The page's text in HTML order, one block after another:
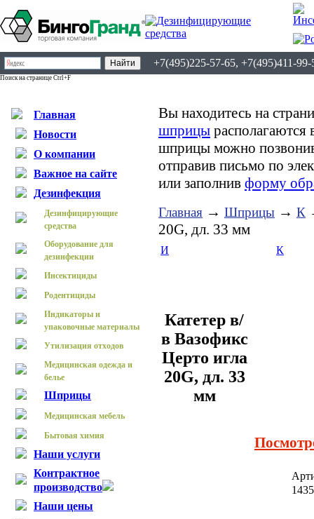
+7(495)225-57-65, +7(495)411-99-
Поиск на странице Ctrl+F
Главная
Новости
О компании
Важное на сайте
Дезинфекция
Дезинфицирующие
средства
Оборудование для
дезинфекции
Инсектициды
Родентициды
Индикаторы и
упаковочные материалы
Утилизация отходов
Медицинская одежда и
белье
Шприцы
Медицинская мебель
Бытовая химия
Наши услуги
Контрактное
производство
Наши цены
Вы находитесь на
шприцы располагаются
шприцы можно
отправив письмо по
или заполнив форму
Главная → Шприцы → К
20G, дл. 33 мм
И К
Катетер в/
в Вазофикс
Церто игла
20G, дл. 33
мм